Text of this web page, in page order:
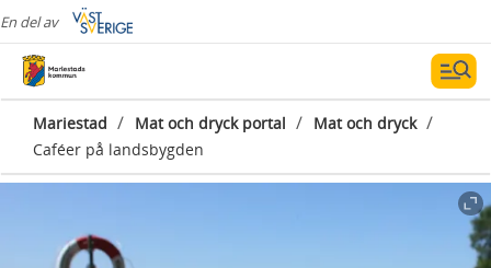
En del av
Mariestad / Mat och dryck portal / Mat och dryck /
Caféer på landsbygden